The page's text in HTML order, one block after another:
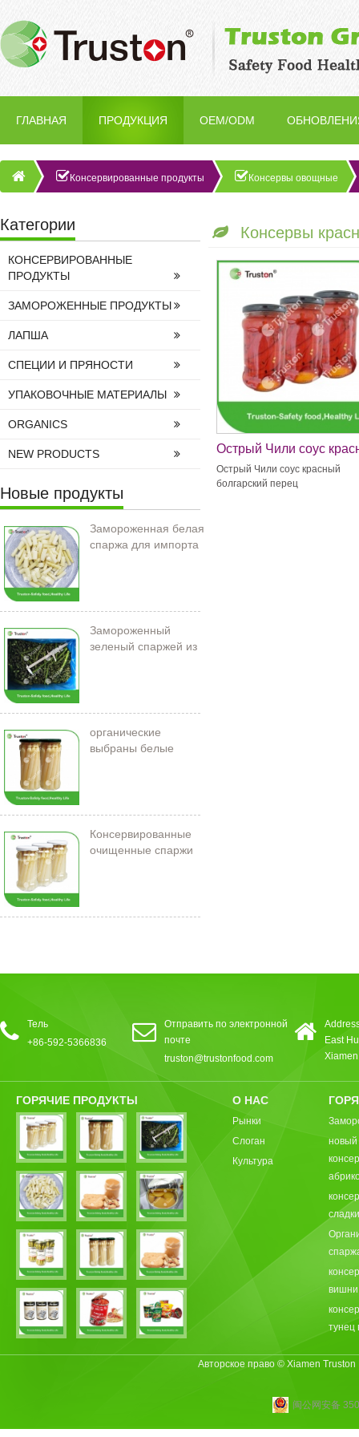
ГЛАВНАЯ ПРОДУКЦИЯ OEM/ODM
Консервированные продукты Консервы овощные
Категории
КОНСЕРВИРОВАННЫЕ
ПРОДУКТЫ
ЗАМОРОЖЕННЫЕ ПРОДУКТЫ
ЛАПША
СПЕЦИИ И ПРЯНОСТИ
УПАКОВОЧНЫЕ МАТЕРИАЛЫ
ORGANICS
NEW PRODUCTS
Новые продукты
Замороженная белая
спаржа для импорта
Замороженный
зеленый спаржей из
органические
выбраны белые
Консервированные
очищенные спаржи
Консервы
Острый Чили соус
болгарский перец
Острый Чили соус красный
болгарский перец
Тель
+86-592-5366836
Отправить по электронной
почте
truston@trustonfood.com
East
ГОРЯЧИЕ ПРОДУКТЫ О НАС
Рынки
Слоган
Культура
новый
вишни
тунец
Авторское право © Xiamen
闽公网安备